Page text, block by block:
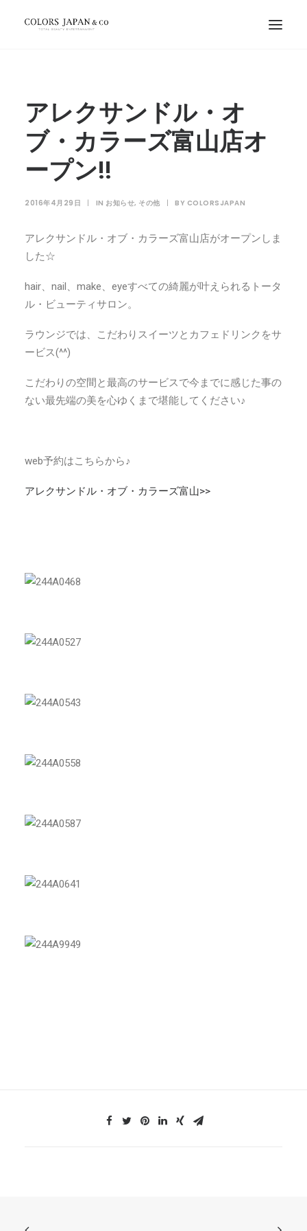
アレクサンドル・オ
ブ・カラーズ富山店オ
ープン!!
2016年4月29日 | IN お知らせ, その他 | BY COLORSJAPAN
アレクサンドル・オブ・カラーズ富山店がオープンしま
した☆
hair、nail、make、eyeすべての綺麗が叶えられるトータ
ル・ビューティサロン。
ラウンジでは、こだわりスイーツとカフェドリンクをサ
ービス(^^)
こだわりの空間と最高のサービスで今までに感じた事の
ない最先端の美を心ゆくまで堪能してください♪
web予約はこちらから♪
アレクサンドル・オブ・カラーズ富山>>